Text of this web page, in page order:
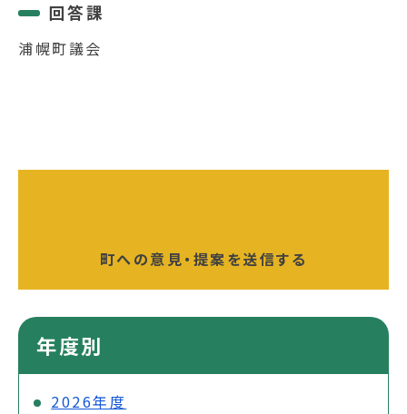
回答課
浦幌町議会
町への意見・提案を送信する
年度別
2026年度